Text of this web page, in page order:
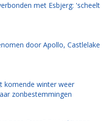
met Esbjerg: 'scheelt
door Apollo, Castlelake
komende winter weer
zonbestemmingen